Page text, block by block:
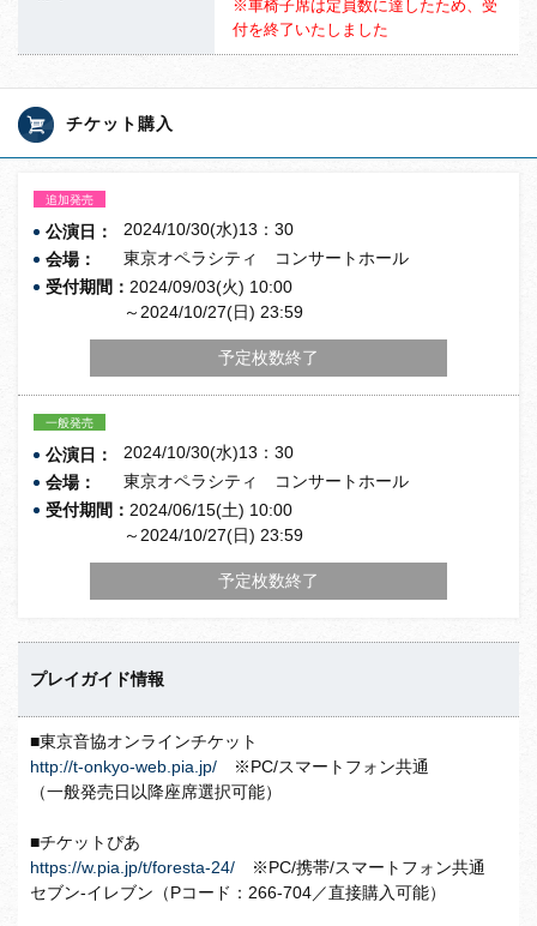
※車椅子席は定員数に達したため、受
付を終了いたしました
チケット購入
追加発売
公演日：
2024/10/30(水)13：30
会場：
東京オペラシティ コンサートホール
受付期間： 2024/09/03(火) 10:00
～2024/10/27(日) 23:59
予定枚数終了
一般発売
公演日：
2024/10/30(水)13：30
会場：
東京オペラシティ コンサートホール
受付期間： 2024/06/15(土) 10:00
～2024/10/27(日) 23:59
予定枚数終了
プレイガイド情報
■東京音協オンラインチケット
http://t-onkyo-web.pia.jp/ ※PC/スマートフォン共通
（一般発売日以降座席選択可能）
■チケットぴあ
https://w.pia.jp/t/foresta-24/ ※PC/携帯/スマートフォン共通
セブン-イレブン（Pコード：266-704／直接購入可能）